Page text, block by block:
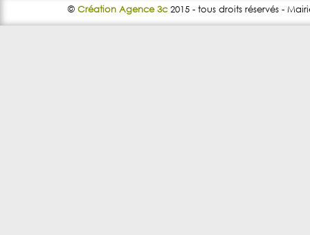
© Création Agence 3c2015 - tous droits réservés -